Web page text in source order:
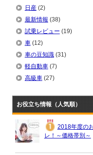
日産(2)
最新情報 (38)
試乗レビュー (19)
車(12)
車の豆知識(31)
軽自動車(7)
高級車(27)
お役立ち情報（人気順）
2018年度の
レ！～価格帯別～